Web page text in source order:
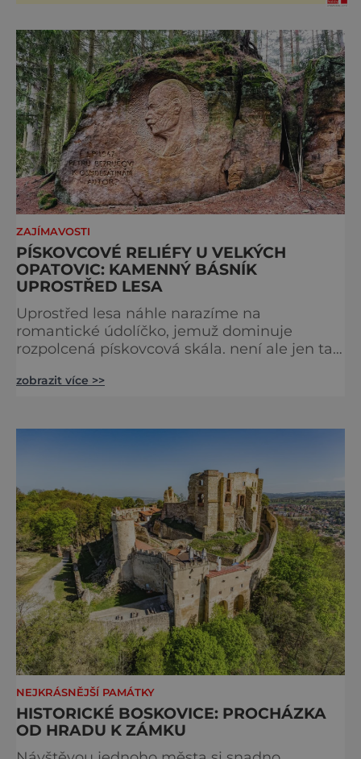
ZAJÍMAVOSTI
PÍSKOVCOVÉ RELIÉFY U VELKÝCH
OPATOVIC: KAMENNÝ BÁSNÍK
UPROSTŘED LESA
Uprostřed lesa náhle narazíme na
romantické údolíčko, jemuž dominuje
rozpolcená pískovcová skála. není ale jen tak
slavných mužů, vytvořené jejich oddaným
zobrazit více >>
NEJKRÁSNĚJŠÍ PAMÁTKY
HISTORICKÉ BOSKOVICE: PROCHÁZKA
OD HRADU K ZÁMKU